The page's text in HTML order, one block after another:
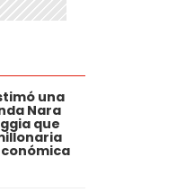
una
Nara
que